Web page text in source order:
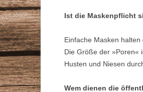
Ist die Maskenpflicht
Einfache Masken
Die Größe der »Poren«
Husten und Niesen
Wem dienen die